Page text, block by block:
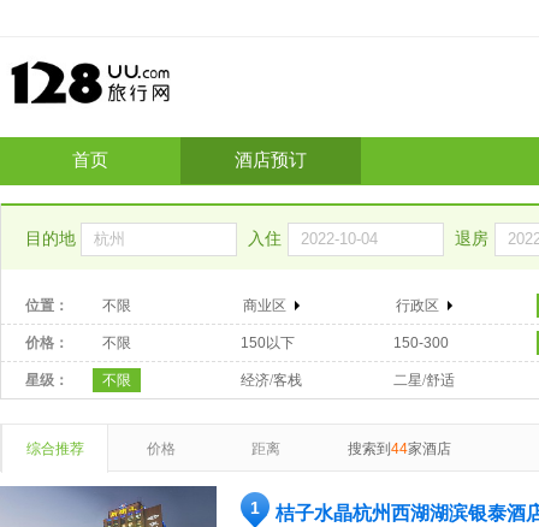
首页 酒店预订
目的地 入住 退房
位置： 不限 商业区 行政区
价格： 不限 150以下 150-300
星级： 不限 经济/客栈 二星/舒适
综合推荐 价格 距离 搜索到 44家酒店
1 桔子水晶杭州西湖湖滨银泰酒